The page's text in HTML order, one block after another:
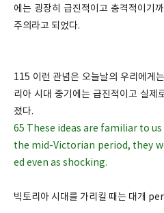
에는 굉장히 급진적이고 충격적이기
주의라고 되었다.
115 이런 관념은 오늘날의 우리에게
리아 시대 중기에는 급진적이고 실제
졌다.
65 These ideas are familiar to
the mid-Victorian period, they
ed even as shocking.
빅토리아 시대를 가리킬 때는 대개